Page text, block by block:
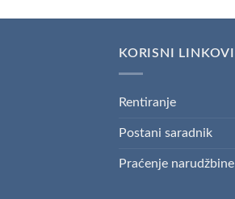
KORISNI LINKOVI
Rentiranje
Postani saradnik
Praćenje narudžbine